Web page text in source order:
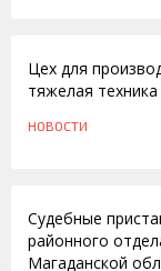
Цех для
тяжелая
НОВОСТИ
Судебные
районного
Магаданской